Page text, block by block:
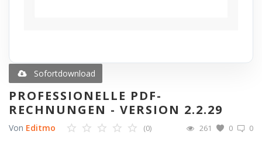
Merkliste
Contact
Anmelden
Sofortdownload
PROFESSIONELLE PDF-
RECHNUNGEN - VERSION 2.2.29
Von Editmo 0
(0) 0
261